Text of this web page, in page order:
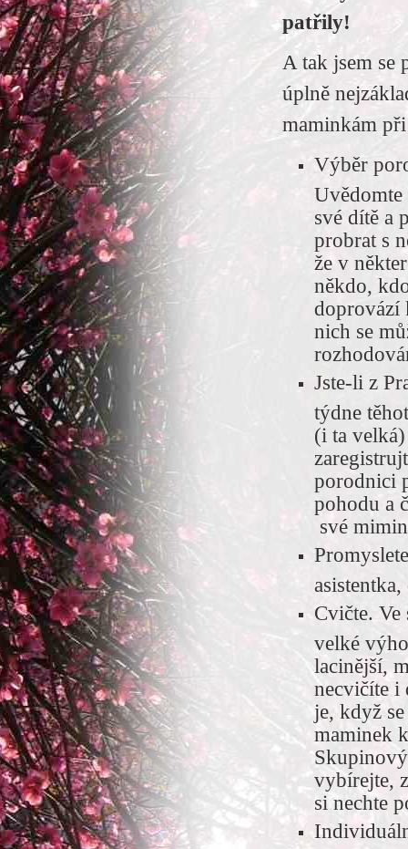
patřily!
A tak jsem se
úplně
maminkám
Výběr
Uvědomte
své dítě a
probrat s
že v
někdo,
doprovází
nich se
Jste-li z
týdne
(i ta
porodnici
pohodu a
své
Cvičte.
velké
lacinější,
necvičíte i
je, když
maminek
vybírejte,
si nechte